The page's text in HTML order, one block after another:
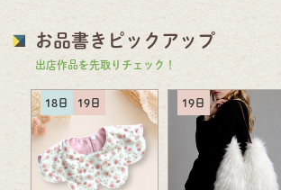
お品書きピックアップ
出店作品を先取りチェック！
18日 19日 19日